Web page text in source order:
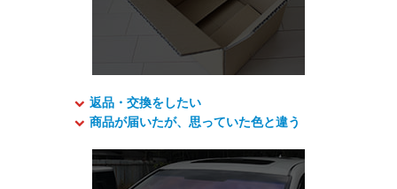
返品・交換をしたい
商品が届いたが、思っていた色と違う